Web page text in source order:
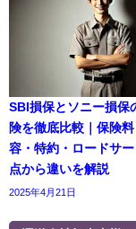
SBI損保とソニー損保
険を徹底比較｜保険
容・特約・ロードサ
点から違いを解説
2025年4月21日